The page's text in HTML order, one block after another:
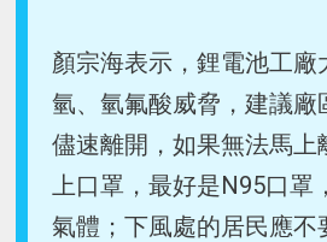
顏宗海表示，鋰電池工廠
氫、氫氟酸威脅，建議廠
儘速離開，如果無法馬上
上口罩，最好是N95口罩
氣體；下風處的居民應不